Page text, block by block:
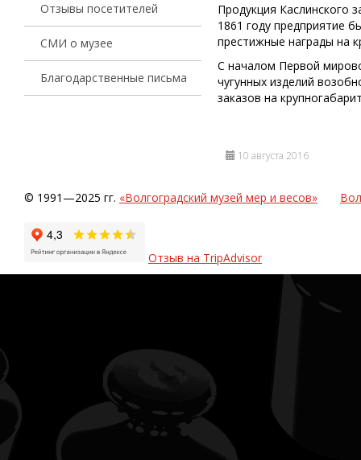
Отзывы посетителей
СМИ о музее
Благодарственные письма
Продукция Каслинского
1861 году предприятие
престижные награды на
С началом Первой
чугунных изделий
заказов на
10 августа 2016
© 1991—2025 гг. «Волгоградский музей мер и весов»
Отзыв на TripAdvisor